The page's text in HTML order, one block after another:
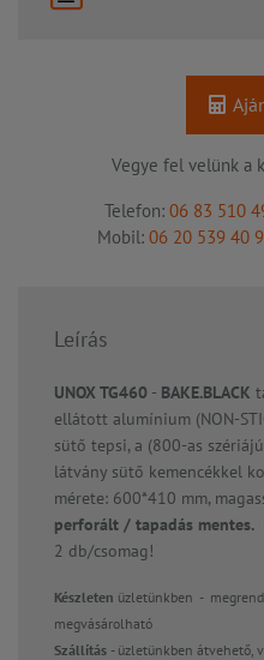
Vegye fel velünk a
Telefon: 06 83 510
Mobil: 06 20 539 40
Leírás
UNOX TG460 - BAKE.BLACK
ellátott alumínium (NON-
sütő tepsi, a (800-as
látvány sütő kemencékkel
mérete: 600*410 mm,
perforált / tapadás mentes.
2 db/csomag!
Készleten üzletünkben -
megvásárolható
Szállítás - üzletünkben átvehető,